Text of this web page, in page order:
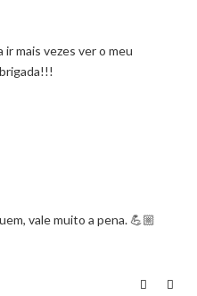
ir mais vezes ver o meu
vale muito a pena. 💪🏼